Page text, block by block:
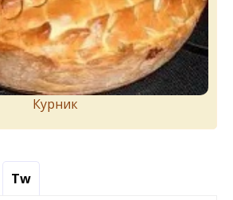
Курник
Tw